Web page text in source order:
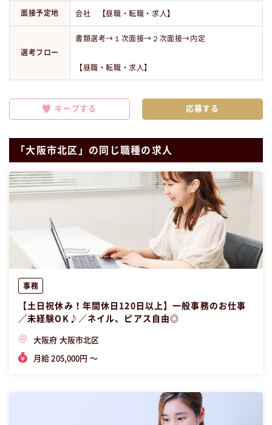
面接予定地 会社 【昼職・転職・求人】
選考フロー
書類選考→１次面接→２次面接→内定
【昼職・転職・求人】
キープする
「大阪市北区」の同じ職種の求人
事務
【土日祝休み！年間休日120日以上】一般事務のお仕事
／未経験OK♪／ネイル、ピアス自由◎
大阪府 大阪市北区
月給 205,000円 〜